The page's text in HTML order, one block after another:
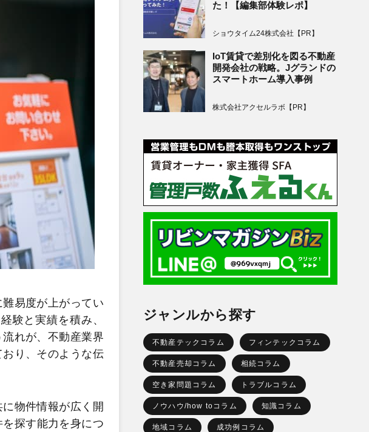
易度が上がってい
験と実績を積み、
れが、不動産業界
り、そのような伝
物件情報が広く開
探す能力を身につ
た！【編集部体験レポ】
ショウタイム24株式会社【PR】
IoT賃貸で差別化を図る不動産
開発会社の戦略。Jグランドの
スマートホーム導入事例
株式会社アクセルラボ【PR】
ジャンルから探す
不動産テックコラム フィンテックコラム
不動産売却コラム 相続コラム
空き家問題コラム トラブルコラム
ノウハウ/how toコラム 知識コラム
地域コラム 成功例コラム